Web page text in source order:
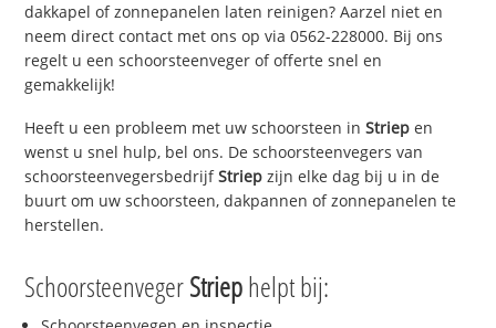
dakkapel of zonnepanelen laten reinigen? Aarzel niet en
neem direct contact met ons op via 0562-228000. Bij ons
regelt u een schoorsteenveger of offerte snel en
gemakkelijk!
Heeft u een probleem met uw schoorsteen inStriep en
wenst u snel hulp, bel ons. De schoorsteenvegers van
schoorsteenvegersbedrijfStriep zijn elke dag bij u in de
buurt om uw schoorsteen, dakpannen of zonnepanelen te
herstellen.
SchoorsteenvegerStriephelpt bij: